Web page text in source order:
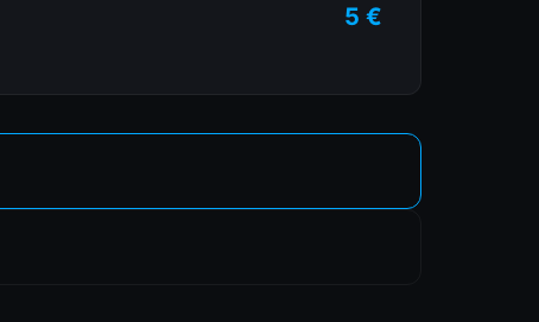
5 €